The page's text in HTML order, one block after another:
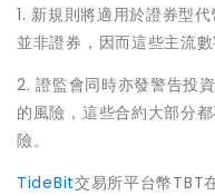
1. 新規則將適用於證券型
並非證券，因而這些主流
2. 證監會同時亦發警告投
的風險，這些合約大部分
險。
TideBit交易所平台幣TBT